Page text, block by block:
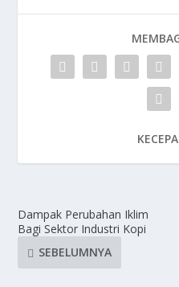
Dampak Perubahan Iklim
Bagi Sektor Industri Kopi
SEBELUMNYA